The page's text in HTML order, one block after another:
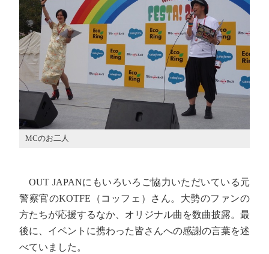
MCのお二人
OUT JAPANにもいろいろご協力いただいている元
警察官のKOTFE（コッフェ）さん。大勢のファンの
方たちが応援するなか、オリジナル曲を数曲披露。最
後に、イベントに携わった皆さんへの感謝の言葉を述
べていました。